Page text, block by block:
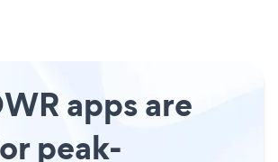
apps are
peak-